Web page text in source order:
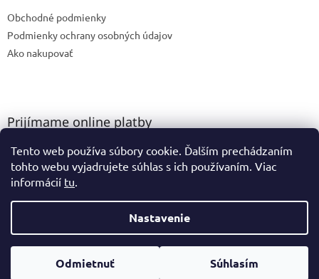
Tento web používa súbory cookie. Ďalším prechádzaním
tohto webu vyjadrujete súhlas s ich používaním. Viac
informácií tu.
Nastavenie
Odmietnuť Súhlasím
Obchodné podmienky
Podmienky ochrany osobných údajov
Ako nakupovať
Prijímame online platby
Vytvoril Shoptet
Copyright 2026 . Všetky práva vyhradené.